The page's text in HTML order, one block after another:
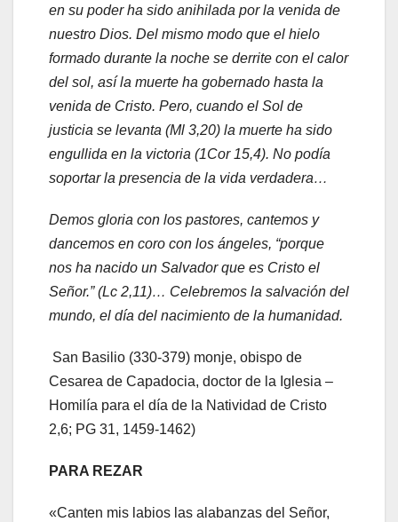
en su poder ha sido anihilada por la venida de
nuestro Dios. Del mismo modo que el hielo
formado durante la noche se derrite con el calor
del sol, así la muerte ha gobernado hasta la
venida de Cristo. Pero, cuando el Sol de
justicia se levanta (Ml 3,20) la muerte ha sido
engullida en la victoria (1Cor 15,4). No podía
soportar la presencia de la vida verdadera…
Demos gloria con los pastores, cantemos y
dancemos en coro con los ángeles, “porque
nos ha nacido un Salvador que es Cristo el
Señor.” (Lc 2,11)… Celebremos la salvación del
mundo, el día del nacimiento de la humanidad.
San Basilio (330-379) monje, obispo de
Cesarea de Capadocia, doctor de la Iglesia –
Homilía para el día de la Natividad de Cristo
2,6; PG 31, 1459-1462)
PARA REZAR
«Canten mis labios las alabanzas del Señor,